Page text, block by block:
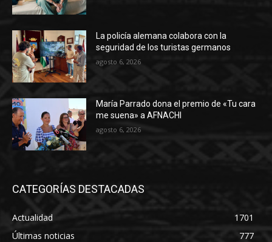
La policía alemana colabora con la
seguridad de los turistas germanos
agosto 6, 2026
María Parrado dona el premio de «Tu cara
me suena» a AFNACHI
agosto 6, 2026
CATEGORÍAS DESTACADAS
Actualidad
1701
Últimas noticias
777